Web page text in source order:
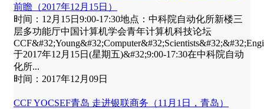
前瞻（2017年12月15日）
时间：12月15日9:00-17:30地点：中科院自动化所新楼三
层多功能厅中国计算机学会青年计算机科技论坛
于2017年12月15日(星期五)&#32;9:00-17:30在中科院自动
化所...
时间：2017年12月09日
CCF YOCSEF青岛 走进银联商务（11月1日，青岛）